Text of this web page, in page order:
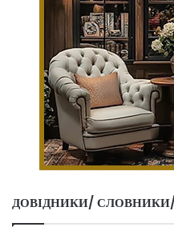
ДОВІДНИКИ/